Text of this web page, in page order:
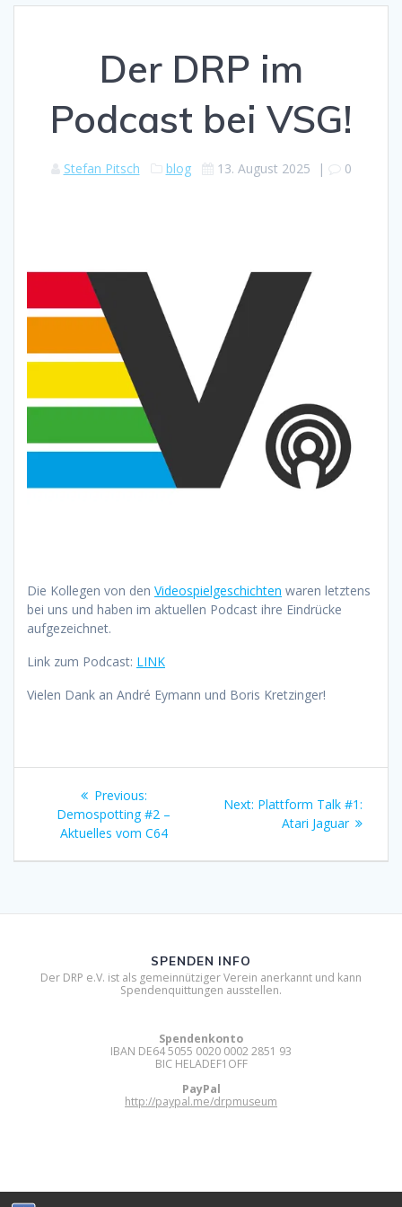
Der DRP im
Podcast bei VSG!
Stefan Pitsch blog 13. August 2025 | 0
Die Kollegen von den Videospielgeschichten waren letztens
bei uns und haben im aktuellen Podcast ihre Eindrücke
aufgezeichnet.
Link zum Podcast: LINK
Vielen Dank an André Eymann und Boris Kretzinger!
Beitragsnavigation
Previous:Previous
post:
Demospotting #2 –
Aktuelles vom C64
Next: Next
post:
Plattform Talk #1:
Atari Jaguar
SPENDEN INFO
Der DRP e.V. ist als gemeinnütziger Verein anerkannt und kann
Spendenquittungen ausstellen.
Spendenkonto
IBAN DE64 5055 0020 0002 2851 93
BIC HELADEF1OFF
PayPal
http://paypal.me/drpmuseum